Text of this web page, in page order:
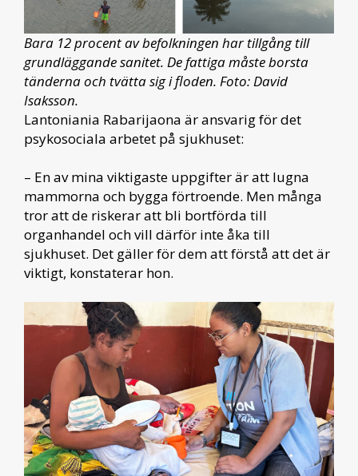
Bara 12 procent av befolkningen har tillgång till
grundläggande sanitet. De fattiga måste borsta
tänderna och tvätta sig i floden. Foto: David
Isaksson.
Lantoniania Rabarijaona är ansvarig för det
psykosociala arbetet på sjukhuset:
– En av mina viktigaste uppgifter är att lugna
mammorna och bygga förtroende. Men många
tror att de riskerar att bli bortförda till
organhandel och vill därför inte åka till
sjukhuset. Det gäller för dem att förstå att det är
viktigt, konstaterar hon.